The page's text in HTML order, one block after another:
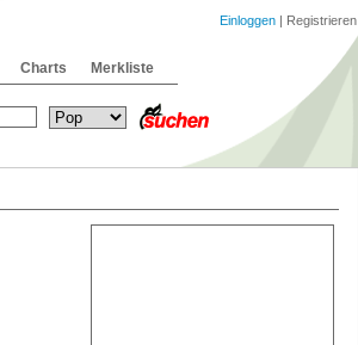
Charts Merkliste
Einloggen | Registrieren